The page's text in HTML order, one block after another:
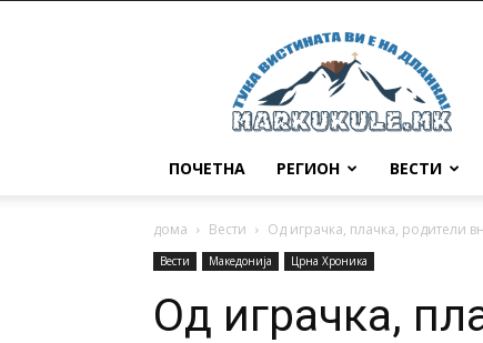
Маркукуле
ПОЧЕТНА РЕГИОН ВЕСТИ
дома Вести Oд играчка, плачка, родители
Вести Македонија Црна Хроника
Oд играчка,